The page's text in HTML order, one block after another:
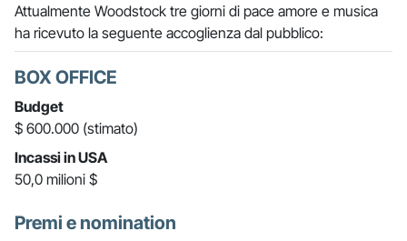
Attualmente Woodstock tre giorni di pace amore e musica
ha ricevuto la seguente accoglienza dal pubblico:
BOX OFFICE
Budget
$ 600.000 (stimato)
Incassi in USA
50,0 milioni $
Premi e nomination